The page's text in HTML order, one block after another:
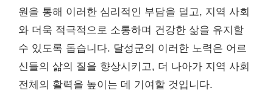
원을 통해 이러한 심리적인 부담을 덜고, 지역 사회
와 더욱 적극적으로 소통하며 건강한 삶을 유지할
수 있도록 돕습니다. 달성군의 이러한 노력은 어르
신들의 삶의 질을 향상시키고, 더 나아가 지역 사회
전체의 활력을 높이는 데 기여할 것입니다.